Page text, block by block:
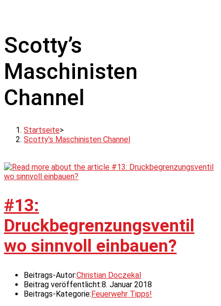
Scotty’s
Maschinisten
Channel
Startseite>
Scotty’s Maschinisten Channel
#13:
Druckbegrenzungsventil
wo sinnvoll einbauen?
Beitrags-Autor:Christian Doczekal
Beitrag veröffentlicht:8. Januar 2018
Beitrags-Kategorie: Feuerwehr Tipps!